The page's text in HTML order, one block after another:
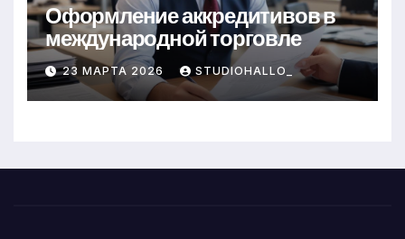
Оформление аккредитивов в
международной торговле
23 МАРТА 2026 STUDIOHALLO_